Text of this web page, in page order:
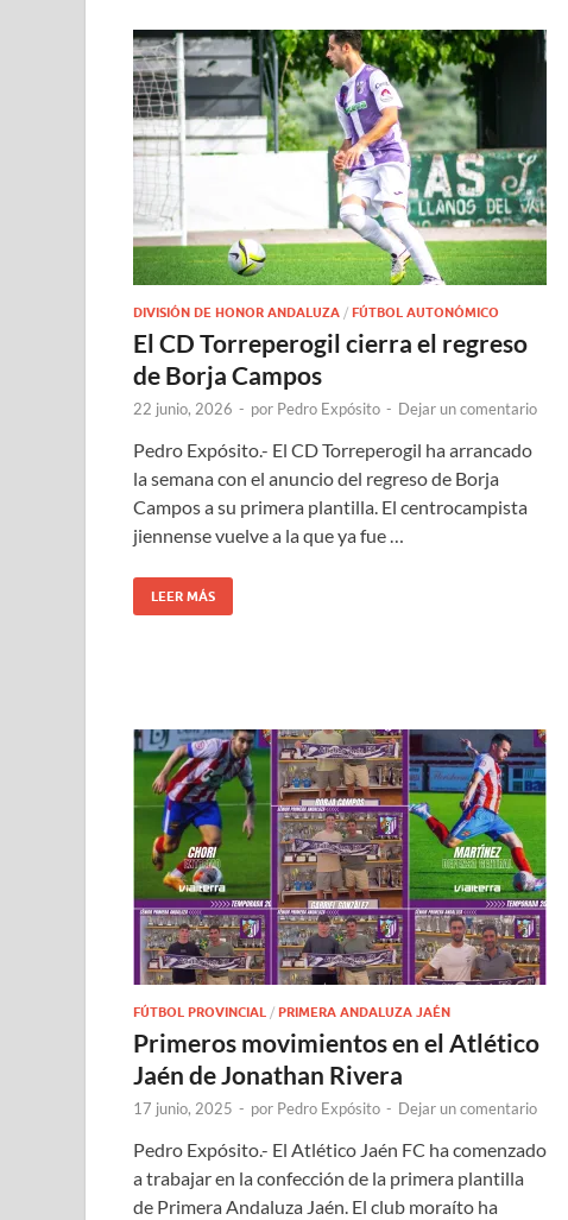
DIVISIÓN DE HONOR ANDALUZA / FÚTBOL AUTONÓMICO
El CD Torreperogil cierra el regreso
de Borja Campos
22 junio, 2026 - por Pedro Expósito - Dejar un comentario
Pedro Expósito.- El CD Torreperogil ha arrancado
la semana con el anuncio del regreso de Borja
Campos a su primera plantilla. El centrocampista
jiennense vuelve a la que ya fue …
LEER MÁS
FÚTBOL PROVINCIAL / PRIMERA ANDALUZA JAÉN
Primeros movimientos en el Atlético
Jaén de Jonathan Rivera
17 junio, 2025 - por Pedro Expósito - Dejar un comentario
Pedro Expósito.- El Atlético Jaén FC ha comenzado
a trabajar en la confección de la primera plantilla
de Primera Andaluza Jaén. El club moraíto ha